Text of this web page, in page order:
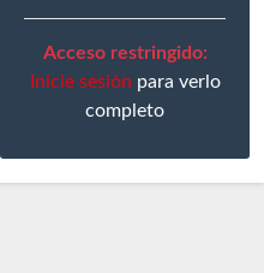
Acceso restringido:
Inicie sesión para verlo
completo